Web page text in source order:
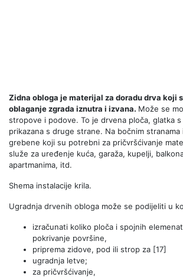
Zidna obloga je materijal za doradu drva koji
oblaganje zgrada iznutra i izvana. Može se
stropove i podove. To je drvena ploča, glatka
prikazana s druge strane. Na bočnim
grebene koji su potrebni za pričvršćivanje
služe za uređenje kuća, garaža, kupelji,
apartmanima, itd.
Shema instalacije krila.
Ugradnja drvenih obloga može se podijeliti u
izračunati koliko ploča i spojnih
pokrivanje površine,
priprema zidove, pod ili strop za [17]
ugradnja letve;
za pričvršćivanje,